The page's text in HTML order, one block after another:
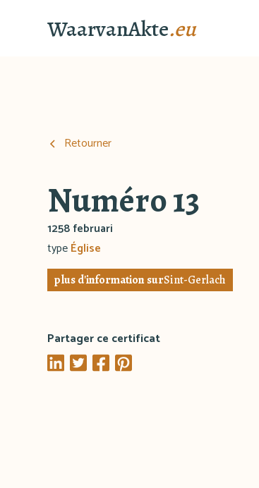
WaarvanAkte.eu
Retourner
Numéro 13
1258 februari
typeÉglise
plus d'information surSint-Gerlach
Partager ce certificat